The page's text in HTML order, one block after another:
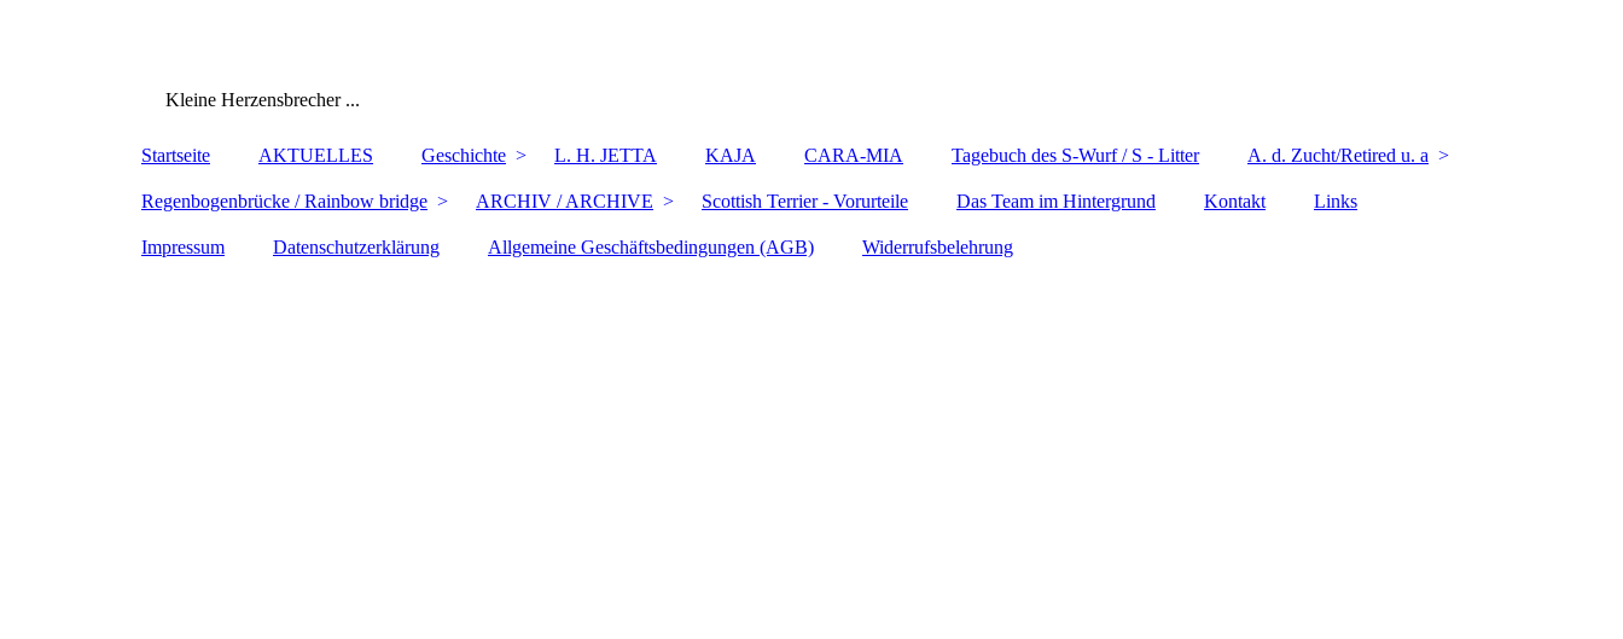
Kleine Herzensbrecher ...
Startseite AKTUELLES Geschichte L. H. JETTA KAJA CARA-MIA Tagebuch des S-Wurf / S - Litter A. d. Zucht/Retired u. a
Regenbogenbrücke / Rainbow bridge ARCHIV / ARCHIVE Scottish Terrier - Vorurteile Das Team im Hintergrund Kontakt Links
Impressum Datenschutzerklärung Allgemeine Geschäftsbedingungen (AGB) Widerrufsbelehrung